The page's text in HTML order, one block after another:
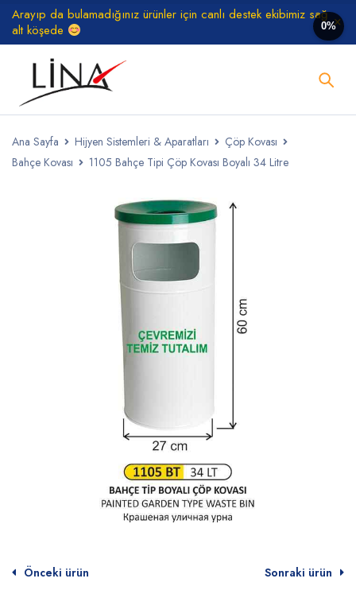
Arayıp da bulamadığınız ürünler için canlı destek ekibimiz sağ
alt köşede
Ana Sayfa Hijyen Sistemleri & Aparatları
Çöp Kovası
Bahçe Kovası
1105 Bahçe Tipi Çöp Kovası Boyalı 34 Litre
Önceki ürün Sonraki ürün
0%